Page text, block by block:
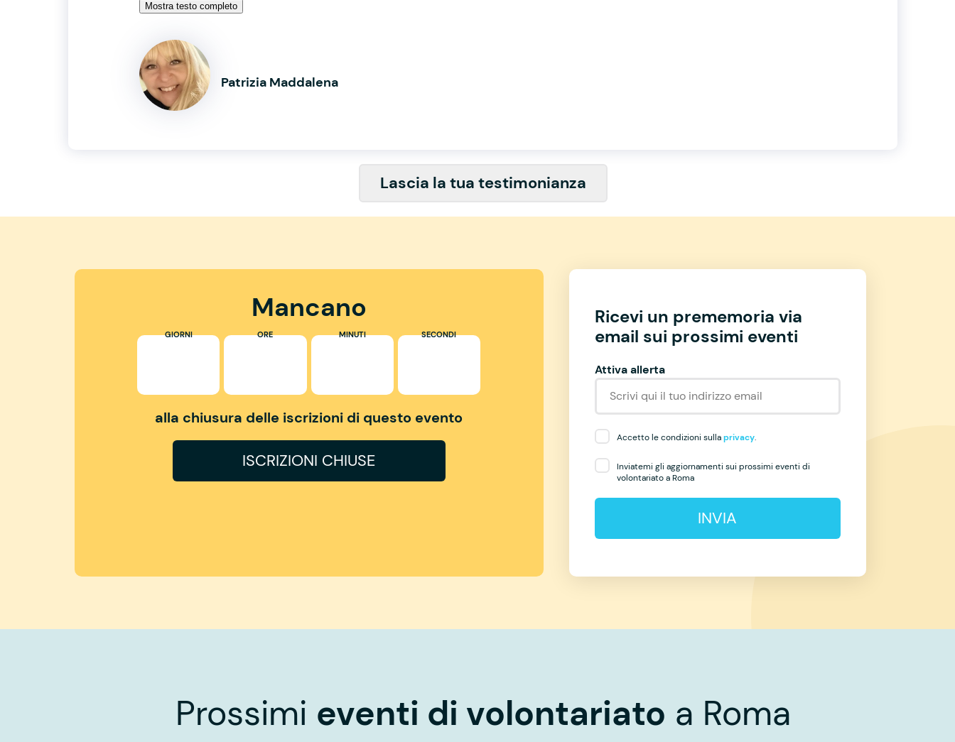
Mostra testo completo
Patrizia Maddalena
Lascia la tua testimonianza
Mancano
GIORNI ORE MINUTI SECONDI
alla chiusura delle iscrizioni di questo evento
ISCRIZIONI CHIUSE
Ricevi un prememoria via
email sui prossimi eventi
Attiva allerta
Accetto le condizioni sullaprivacy.
Inviatemi gli aggiornamenti sui prossimi eventi di
volontariato a Roma
INVIA
Prossimi eventi di volontariato a Roma